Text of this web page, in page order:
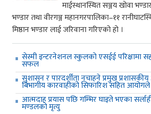
माईस्थानस्थित सञ्जय खोवा
भण्डार तथा वीरगञ्ज महानगरपालिका–११
मिष्ठान भण्डार लाई जरिवाना गरिएको हो ।
सेस्मी इन्टरनेशनल स्कुलको एसईई परिक्षामा
सफल
सुशासन र पारदर्शीता नचाहने प्रमुख
बिभागीय कारवाहीको सिफारिश सहित आयोगले
आत्मदाह प्रयास पछि गम्भिर घाइते भएका
मण्डलको मृत्यु